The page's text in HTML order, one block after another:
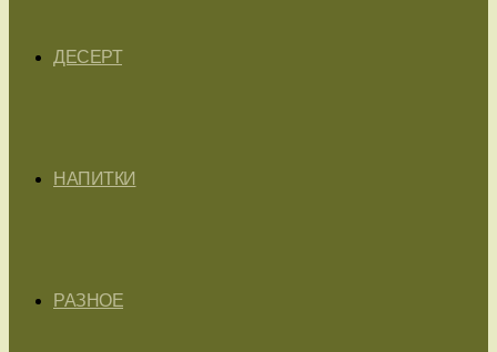
ДЕСЕРТ
НАПИТКИ
РАЗНОЕ